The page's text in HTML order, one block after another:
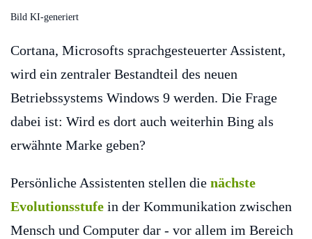
Bild KI-generiert
Cortana, Microsofts sprachgesteuerter Assistent,
wird ein zentraler Bestandteil des neuen
Betriebssystems Windows 9 werden. Die Frage
dabei ist: Wird es dort auch weiterhin Bing als
erwähnte Marke geben?
Persönliche Assistenten stellen die nächste
Evolutionsstufe in der Kommunikation zwischen
Mensch und Computer dar - vor allem im Bereich